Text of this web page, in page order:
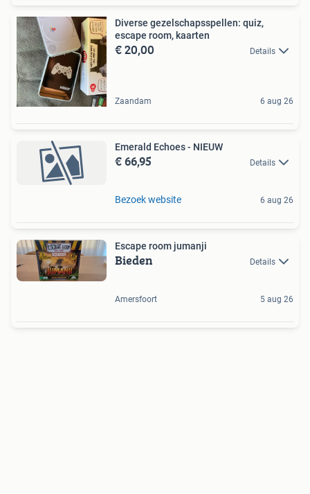
Diverse gezelschapsspellen: quiz,
escape room, kaarten
€ 20,00 Details
Zaandam 6 aug 26
Emerald Echoes - NIEUW
€ 66,95 Details
Bezoek website 6 aug 26
Escape room jumanji
Bieden Details
Amersfoort 5 aug 26